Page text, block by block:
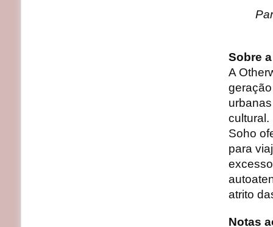
Sobre
A
cultural.
Soho
para
atrito
Notas